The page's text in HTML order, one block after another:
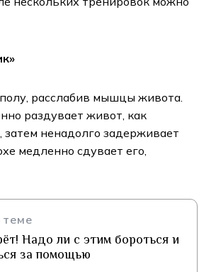
расслабив мышцы живота.
раздувает живот, как
ненадолго задерживает
медленно сдувает его,
теме
Надо ли с этим бороться и
за помощью